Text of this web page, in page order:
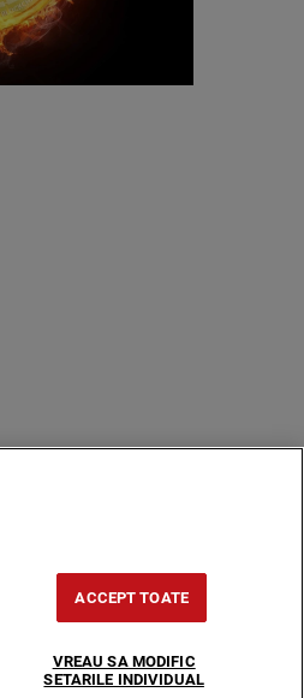
ACCEPT TOATE
VREAU SA MODIFIC
SETARILE INDIVIDUAL